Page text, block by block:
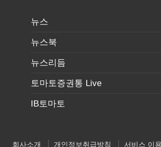
뉴스
뉴스북
뉴스리듬
토마토증권통 Live
IB토마토
회사소개 개인정보취급방침 서비스 이